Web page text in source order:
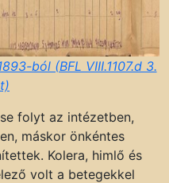
ból (BFL VIII.1107.d 3.
folyt az intézetben,
máskor önkéntes
Kolera, himlő és
volt a betegekkel